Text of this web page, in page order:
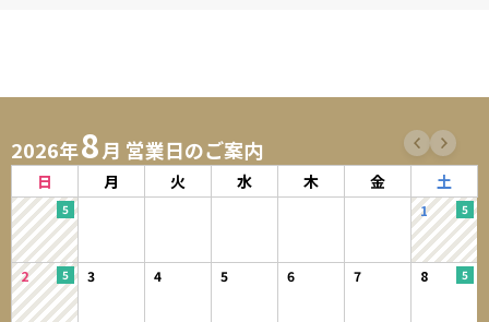
2026年8月 営業日のご案内
日 月 火 水 木 金 土
1
2 3 4 5 6 7 8